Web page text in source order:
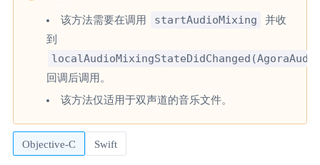
该方法需要在调用 startAudioMixing
并收
到
回调后调用。
该方法仅适用于双声道的音乐文件。
Objective-C Swift